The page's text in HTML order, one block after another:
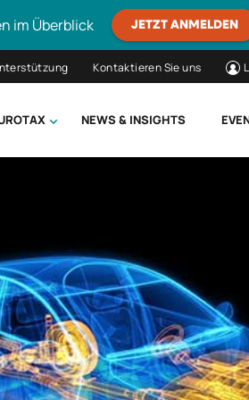
im Überblick JETZT ANMELDEN
Kontaktieren Sie uns
NEWS & INSIGHTS